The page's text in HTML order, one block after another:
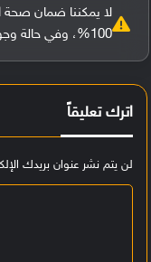
لا يمكننا ضمان
100%، وفي حالة وجود خطأ يُرجى
اترك تعليقاً
لن يتم نشر عنوان بريدك